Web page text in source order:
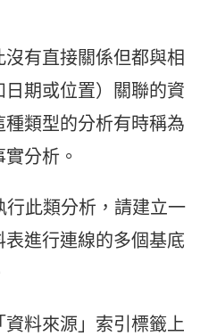
有直接關係但都與相
期或位置）關聯的資
類型的分析有時稱為
分析。
行此類分析，請建立一
進行連線的多個基底
資料來源」索引標籤上